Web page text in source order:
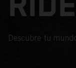
Descubre tu